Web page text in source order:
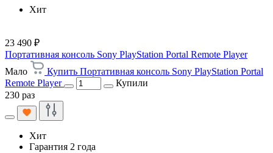
Хит
23 490 ₽
Портативная консоль Sony PlayStation Portal Remote Player
Мало
Купить Портативная консоль Sony PlayStation Portal
Remote Player
Купили
230 раз
Хит
Гарантия 2 года